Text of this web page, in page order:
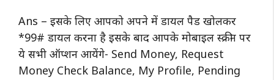
Ans – इसके लिए आपको अपने में डायल पैड खोलकर
*99# डायल करना है इसके बाद आपके मोबाइल स्क्रीन पर
ये सभी ऑप्शन आयेंगे- Send Money, Request
Money Check Balance, My Profile, Pending